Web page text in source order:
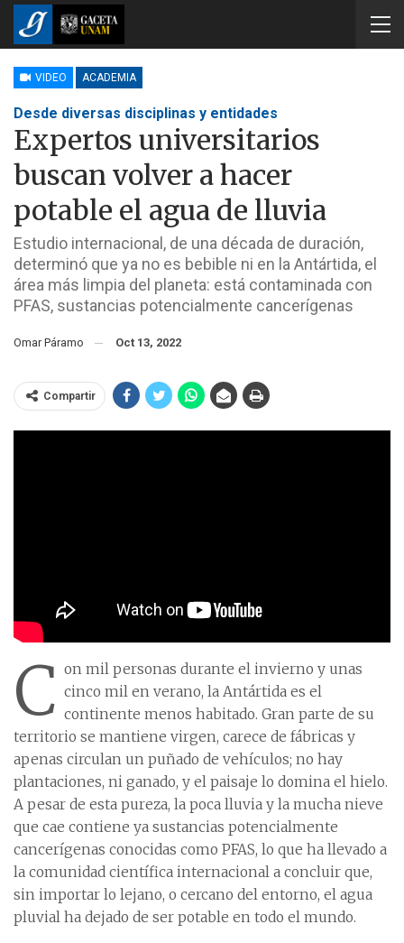
VIDEO ACADEMIA
Desde diversas disciplinas y entidades
Expertos universitarios
buscan volver a hacer
potable el agua de lluvia
Estudio internacional, de una década de duración,
determinó que ya no es bebible ni en la Antártida, el
área más limpia del planeta: está contaminada con
PFAS, sustancias potencialmente cancerígenas
Omar Páramo Oct 13, 2022
Compartir
C on mil personas durante el invierno y unas
cinco mil en verano, la Antártida es el
continente menos habitado. Gran parte de su
territorio se mantiene virgen, carece de fábricas y
apenas circulan un puñado de vehículos; no hay
plantaciones, ni ganado, y el paisaje lo domina el hielo.
A pesar de esta pureza, la poca lluvia y la mucha nieve
que cae contiene ya sustancias potencialmente
cancerígenas conocidas como PFAS, lo que ha llevado a
la comunidad científica internacional a concluir que,
sin importar lo lejano, o cercano del entorno, el agua
pluvial ha dejado de ser potable en todo el mundo.